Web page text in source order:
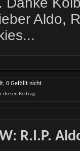
Aldo,
0 Gefällt nicht
diesen Beitrag.
R.I.P.